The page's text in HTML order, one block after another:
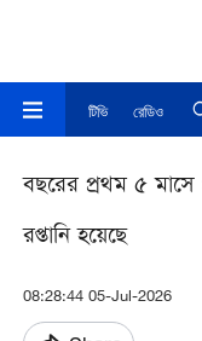
টিভি রেডিও
বছরের প্রথম ৫ মাসে
রপ্তানি হয়েছে
08:28:44 05-Jul-2026